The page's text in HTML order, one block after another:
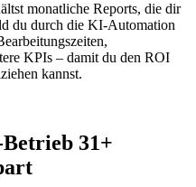
monatliche Reports, die dir
du durch die KI-Automation
KPIs – damit du den ROI
kannst.
31+